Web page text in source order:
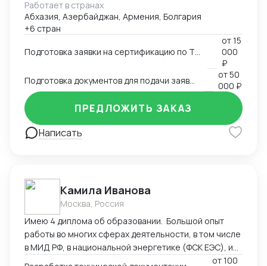
Работает в странах
Абхазия, Азербайджан, Армения, Болгария
+6 стран
Подготовка заявки на сертификацию по ТР ЕАЭС 043, ТР ТС 004, ТР ТС 020, ТР ТС 010, 123-ФЗ
от15
000
₽
от50
000 ₽
Написать
ПРЕДЛОЖИТЬ ЗАКАЗ
Камила Иванова
Москва, Россия
Имею 4 диплома об образовании. Большой опыт
работы во многих сферах деятельности, в том числе
в МИД РФ, в национальной энергетике (ФСК ЕЭС), и
максимальный опыт работы в регистрации
от100